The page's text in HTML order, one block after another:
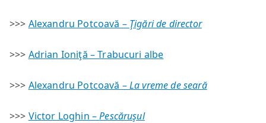
>>> Alexandru Potcoavă – Ţigări de director
>>> Adrian Ioniţă – Trabucuri albe
>>> Alexandru Potcoavă –La vreme de seară
>>> Victor Loghin –Pescăruşul